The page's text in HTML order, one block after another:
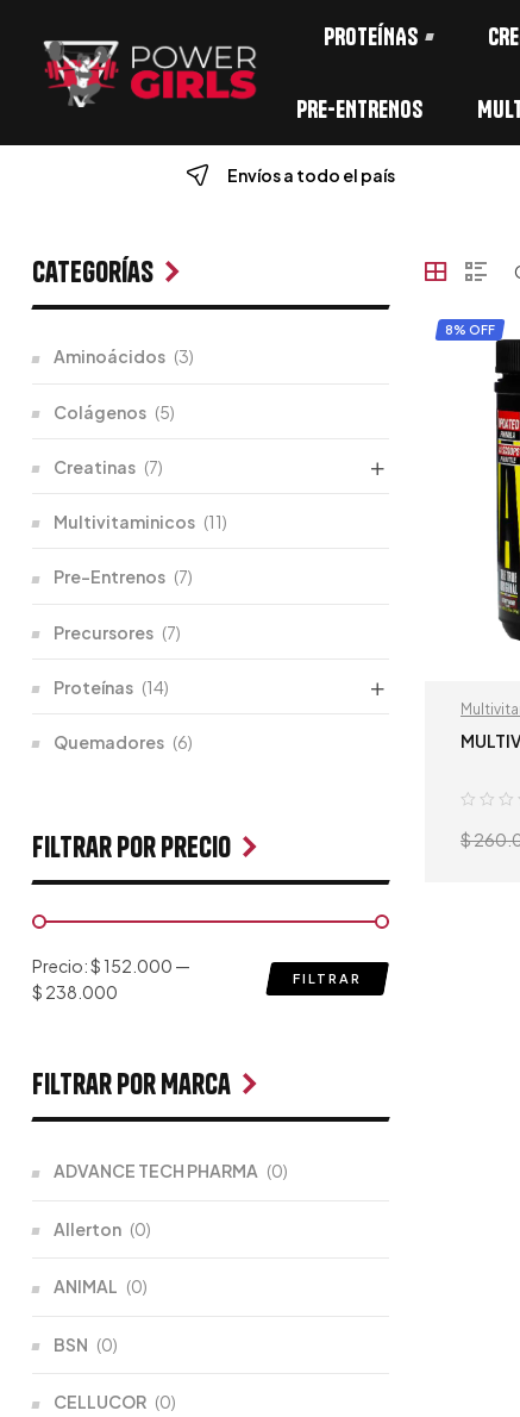
PROTEÍNAS
PRE-ENTRENOS
Envíos a todo el país
8% OFF
$
Categorías
Aminoácidos (3)
Colágenos (5)
Creatinas (7)
Multivitaminicos (11)
Pre-Entrenos (7)
Precursores (7)
Proteínas (14)
Quemadores (6)
Filtrar por Precio
FILTRAR
Precio:$ 152.000 —
$ 238.000
Filtrar por Marca
ADVANCE TECH PHARMA (0)
Allerton (0)
ANIMAL (0)
BSN (0)
CELLUCOR (0)